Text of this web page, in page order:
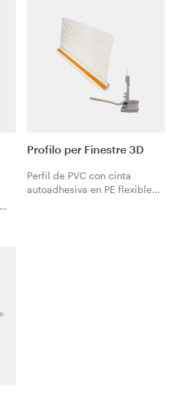
Profilo per Finestre 3D
Perfil de PVC con cinta
autoadhesiva en PE flexible